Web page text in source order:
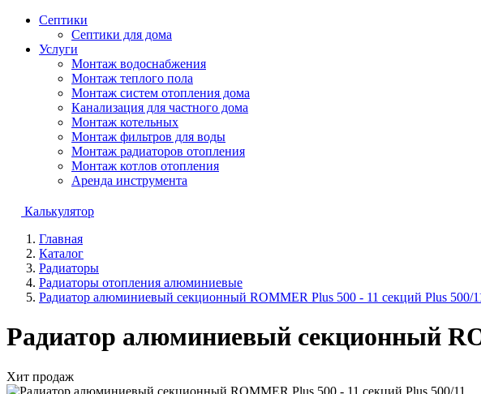
Септики
Септики для дома
Услуги
Монтаж водоснабжения
Монтаж теплого пола
Монтаж систем отопления дома
Канализация для частного дома
Монтаж котельных
Монтаж фильтров для воды
Монтаж радиаторов отопления
Монтаж котлов отопления
Аренда инструмента
Калькулятор
Главная
Каталог
Радиаторы
Радиаторы отопления алюминиевые
Радиатор алюминиевый секционный ROMMER Plus 500 - 11 секций Plus 500/
Радиатор алюминиевый секционный
Хит продаж